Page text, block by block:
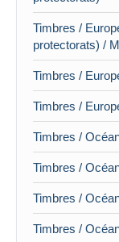
Timbres /
protectorats) /
Timbres /
Timbres /
Timbres /
Timbres /
Timbres /
Timbres /